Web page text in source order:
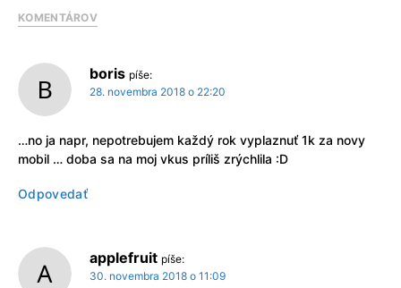
KOMENTÁROV
boris píše:
28. novembra 2018 o 22:20
…no ja napr, nepotrebujem každý rok vyplaznuť 1k za novy
mobil … doba sa na moj vkus príliš zrýchlila :D
Odpovedať
applefruit píše:
30. novembra 2018 o 11:09